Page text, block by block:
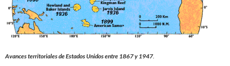
Avances territoriales de Estados Unidos entre 1867 y 1947.